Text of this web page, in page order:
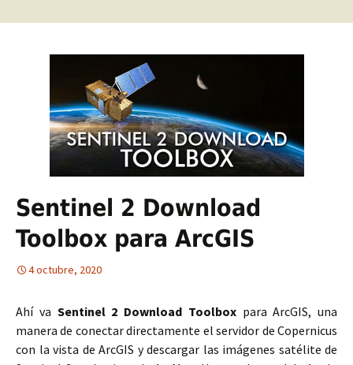
Sentinel 2 Download
Toolbox para ArcGIS
4 octubre, 2020
Ahí va Sentinel 2 Download Toolboxpara ArcGIS, una
manera de conectar directamente el servidor de Copernicus
con la vista de ArcGIS y descargar las imágenes satélite de